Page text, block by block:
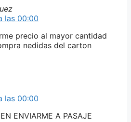
las 00:00
precio al mayor cantidad
nedidas del carton
las 00:00
ENVIARME A PASAJE